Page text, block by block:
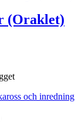
(Oraklet)
och inredning